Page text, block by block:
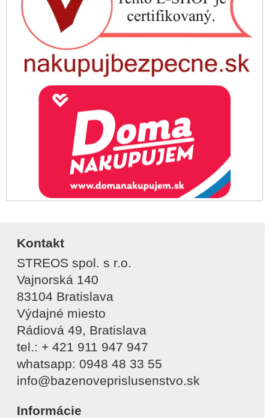
Kontakt
STREOS spol. s r.o.
Vajnorská 140
83104 Bratislava
Výdajné miesto
Rádiová 49, Bratislava
tel.: + 421 911 947 947
whatsapp: 0948 48 33 55
info@bazenoveprislusenstvo.sk
Informácie